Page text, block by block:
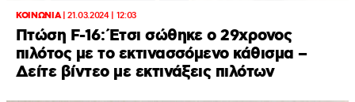
ΚΟΙΝΩΝΙΑ|21.03.2024 | 12:03
Πτώση F-16: Έτσι σώθηκε ο 29χρονος
πιλότος με το εκτινασσόμενο κάθισμα –
Δείτε βίντεο με εκτινάξεις πιλότων